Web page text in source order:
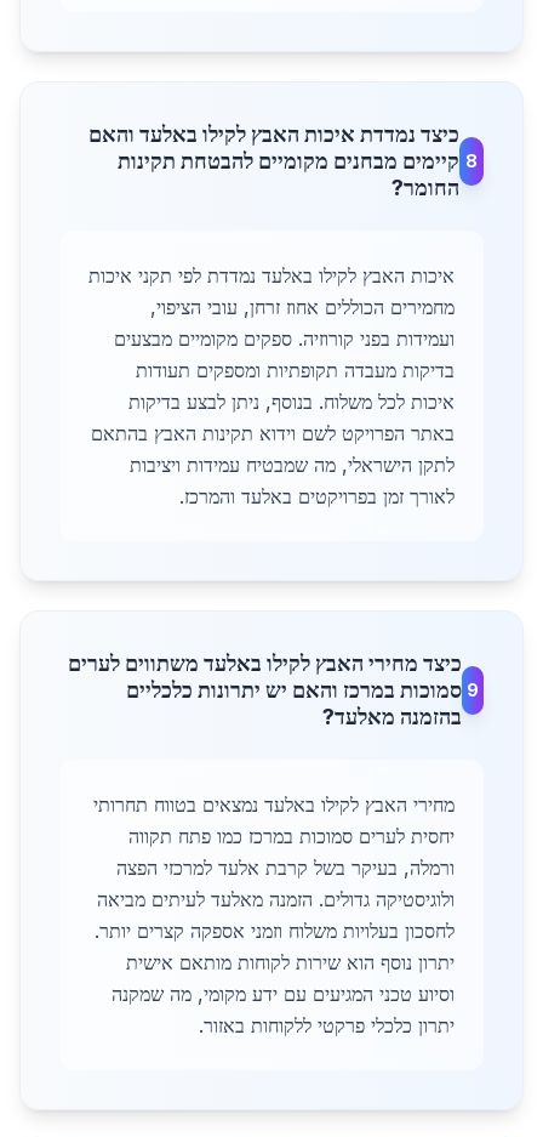
8
כיצד נמדדת איכות האבץ לקילו באלעד והאם
קיימים מבחנים מקומיים להבטחת תקינות
החומר?
איכות האבץ לקילו באלעד נמדדת לפי תקני איכות
מחמירים הכוללים אחוז זרחן, עובי הציפוי,
ועמידות בפני קורוזיה. ספקים מקומיים מבצעים
בדיקות מעבדה תקופתיות ומספקים תעודות
איכות לכל משלוח. בנוסף, ניתן לבצע בדיקות
באתר הפרויקט לשם וידוא תקינות האבץ בהתאם
לתקן הישראלי, מה שמבטיח עמידות ויציבות
לאורך זמן בפרויקטים באלעד והמרכז.
9
כיצד מחירי האבץ לקילו באלעד משתווים לערים
סמוכות במרכז והאם יש יתרונות כלכליים
בהזמנה מאלעד?
מחירי האבץ לקילו באלעד נמצאים בטווח תחרותי
יחסית לערים סמוכות במרכז כמו פתח תקווה
ורמלה, בעיקר בשל קרבת אלעד למרכזי הפצה
ולוגיסטיקה גדולים. הזמנה מאלעד לעיתים מביאה
לחסכון בעלויות משלוח וזמני אספקה קצרים יותר.
יתרון נוסף הוא שירות לקוחות מותאם אישית
וסיוע טכני המגיעים עם ידע מקומי, מה שמקנה
יתרון כלכלי פרקטי ללקוחות באזור.